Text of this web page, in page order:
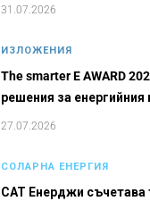
31.07.2026
ИЗЛОЖЕНИЯ
The smarter E AWARD
решения за енергийния
27.07.2026
СОЛАРНА ЕНЕРГИЯ
САТ Енерджи съчетава